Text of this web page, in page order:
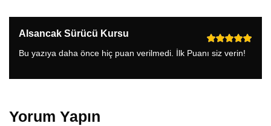
Alsancak Sürücü Kursu
Bu yazıya daha önce hiç puan verilmedi. İlk Puanı siz verin!
Yorum Yapın